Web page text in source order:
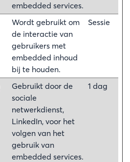
embedded services.
Wordt gebruikt om
de interactie van
gebruikers met
embedded inhoud
bij te houden.
Sessie
Gebruikt door de
sociale
netwerkdienst,
LinkedIn, voor het
volgen van het
gebruik van
embedded services.
1 dag